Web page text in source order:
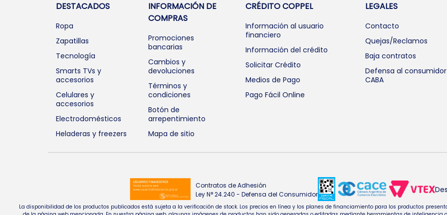
DESTACADOS
Ropa
Zapatillas
Tecnología
Smarts TVs y
accesorios
Celulares y
accesorios
Electrodomésticos
Heladeras y freezers
INFORMACIÓN DE
COMPRAS
Promociones
bancarias
Cambios y
devoluciones
Términos y
condiciones
Botón de
arrepentimiento
Mapa de sitio
CRÉDITO COPPEL
Información al usuario
financiero
Información del crédito
Solicitar Crédito
Medios de Pago
Pago Fácil Online
LEGALES
Contacto
Quejas/Reclamos
Baja contratos
Defensa al consumidor
CABA
Contratos de Adhesión
Ley N° 24.240 - Defensa del Consumidor
La disponibilidad de los productos publicados está sujeta a la verificación de stock. Los precios en línea y los planes de financiamiento para los productos